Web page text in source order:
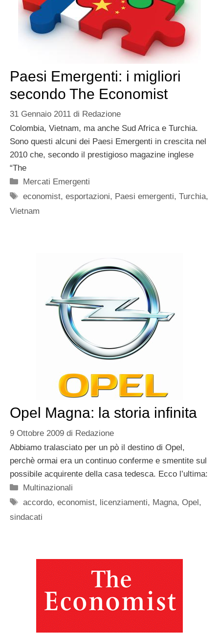
Paesi Emergenti: i migliori
secondo The Economist
31 Gennaio 2011 di Redazione
Colombia, Vietnam, ma anche Sud Africa e Turchia.
Sono questi alcuni dei Paesi Emergenti in crescita nel
2010 che, secondo il prestigioso magazine inglese
“The
Categorie
Mercati Emergenti
Tag
economist,esportazioni, Paesi emergenti,Turchia,
Vietnam
Opel Magna: la storia infinita
9 Ottobre 2009 di Redazione
Abbiamo tralasciato per un pò il destino di Opel,
perchè ormai era un continuo conferme e smentite sul
possibile acquirente della casa tedesca. Ecco l’ultima:
Categorie
Multinazionali
Tag
accordo,economist, licenziamenti, Magna,Opel,
sindacati